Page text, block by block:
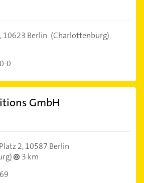
10623 Berlin (Charlottenburg)
0
GmbH
2,10587 Berlin
3 km